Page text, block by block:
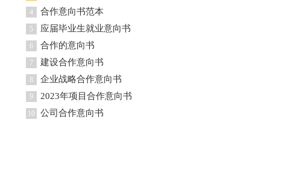
4 合作意向书范本
5 应届毕业生就业意向书
6 合作的意向书
7 建设合作意向书
8 企业战略合作意向书
9 2023年项目合作意向书
10 公司合作意向书